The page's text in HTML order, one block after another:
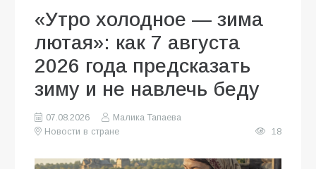
«Утро холодное — зима
лютая»: как 7 августа
2026 года предсказать
зиму и не навлечь беду
07.08.2026
Малика Тапаева
Новости в стране
18